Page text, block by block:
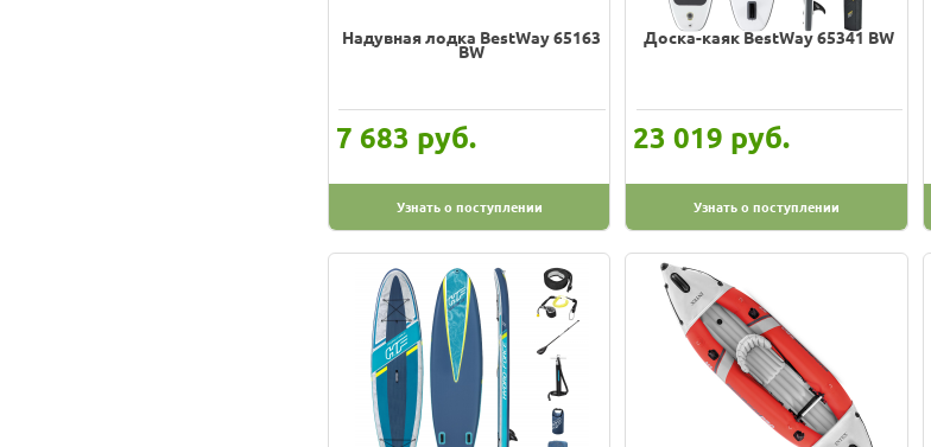
Надувная лодка BestWay 65163
BW
7 683 руб.
Узнать о поступлении
Доска-каяк BestWay 65341 BW
23 019 руб.
Узнать о поступлении